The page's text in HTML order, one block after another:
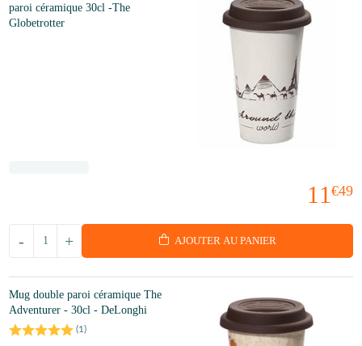
paroi céramique 30cl -The
Globetrotter
11 €49
+
- AJOUTER AU PANIER
Mug double paroi céramique The
Adventurer - 30cl - DeLonghi
(1)